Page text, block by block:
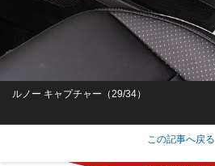
ルノー キャプチャー（29/34）
この記事へ戻る